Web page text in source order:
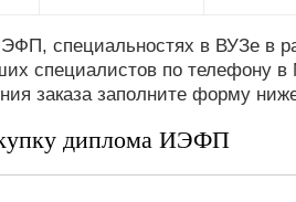
специальностях в ВУЗе в
специалистов по телефону в
заказа заполните форму
диплома ИЭФП